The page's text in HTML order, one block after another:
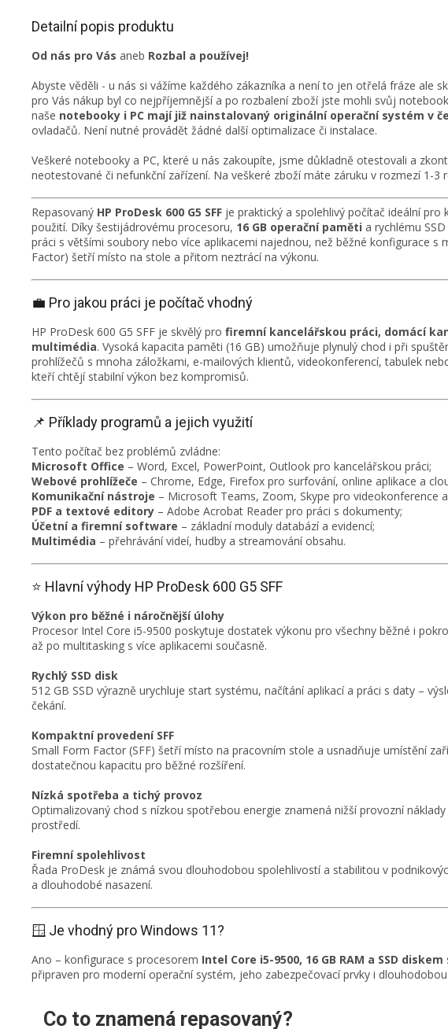
Detailní popis produktu
Od nás pro Vás aneb Rozbal a používej!
Abyste věděli - u nás si vážíme každého zákazníka a není to jen otřelá fráze ale
pro Vás nákup byl co nejpříjemnější a po rozbalení zboží jste mohli svůj
naše notebooky i PC mají již nainstalovaný originální operační systém v
ovladačů. Není nutné provádět žádné další optimalizace či instalace.
Veškeré notebooky a PC, které u nás zakoupíte, jsme důkladně otestovali a
neotestované či nefunkční zařízení. Na veškeré zboží máte záruku v rozmezí 1-3
Repasovaný HP ProDesk 600 G5 SFF je praktický a spolehlivý počítač ideální
použití. Díky šestijádrovému procesoru, 16 GB operační paměti a rychlému
práci s většími soubory nebo více aplikacemi najednou, než běžné konfigurace s
Factor) šetří místo na stole a přitom neztrácí na výkonu.
💼 Pro jakou práci je počítač vhodný
HP ProDesk 600 G5 SFF je skvělý pro firemní kancelářskou práci, domácí
multimédia. Vysoká kapacita paměti (16 GB) umožňuje plynulý chod i při
prohlížečů s mnoha záložkami, e-mailových klientů, videokonferencí, tabulek
kteří chtějí stabilní výkon bez kompromisů.
📌 Příklady programů a jejich využití
Tento počítač bez problémů zvládne:
Microsoft Office – Word, Excel, PowerPoint, Outlook pro kancelářskou práci;
Webové prohlížeče – Chrome, Edge, Firefox pro surfování, online aplikace a
Komunikační nástroje – Microsoft Teams, Zoom, Skype pro videokonference
PDF a textové editory – Adobe Acrobat Reader pro práci s dokumenty;
Účetní a firemní software – základní moduly databází a evidencí;
Multimédia – přehrávání videí, hudby a streamování obsahu.
⭐ Hlavní výhody HP ProDesk 600 G5 SFF
Výkon pro běžné i náročnější úlohy
Procesor Intel Core i5-9500 poskytuje dostatek výkonu pro všechny běžné i
až po multitasking s více aplikacemi současně.
Rychlý SSD disk
512 GB SSD výrazně urychluje start systému, načítání aplikací a práci s daty –
čekání.
Kompaktní provedení SFF
Small Form Factor (SFF) šetří místo na pracovním stole a usnadňuje umístění
dostatečnou kapacitu pro běžné rozšíření.
Nízká spotřeba a tichý provoz
Optimalizovaný chod s nízkou spotřebou energie znamená nižší provozní
prostředí.
Firemní spolehlivost
Řada ProDesk je známá svou dlouhodobou spolehlivostí a stabilitou v
a dlouhodobé nasazení.
🪟 Je vhodný pro Windows 11?
Ano – konfigurace s procesorem Intel Core i5-9500, 16 GB RAM a SSD diskem
připraven pro moderní operační systém, jeho zabezpečovací prvky i
Co to znamená repasovaný?